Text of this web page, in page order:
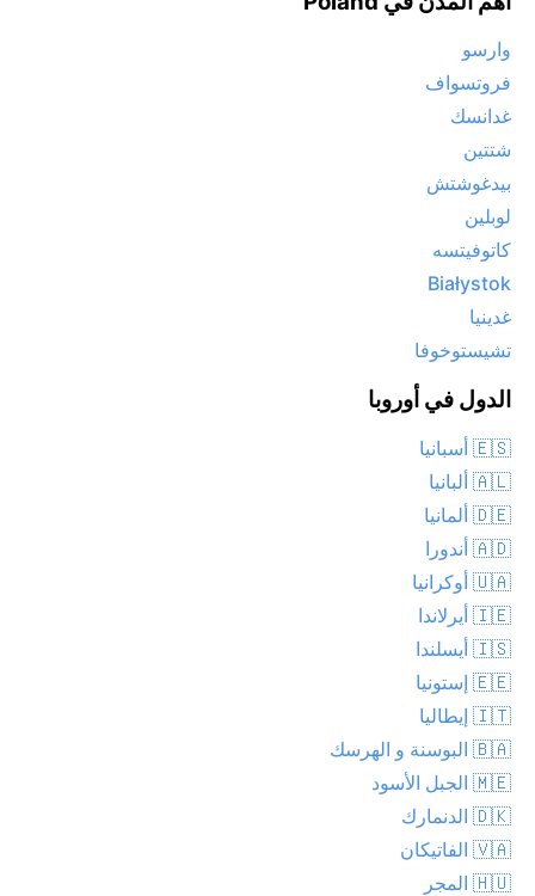
وارسو
فروتسواف
غدانسك
شتتين
بيدغوشتش
لوبلين
كاتوفيتسه
Białystok
غدينيا
تشيستوخوفا
الدول في أوروبا
🇪🇸 أسبانيا
🇦🇱 ألبانيا
🇩🇪 ألمانيا
🇦🇩 أندورا
🇺🇦 أوكرانيا
🇮🇪 أيرلاندا
🇮🇸 أيسلندا
🇪🇪 إستونيا
🇮🇹 إيطاليا
🇧🇦 البوسنة و الهرسك
🇲🇪 الجبل الأسود
🇩🇰 الدنمارك
🇻🇦 الفاتيكان
🇭🇺 المجر